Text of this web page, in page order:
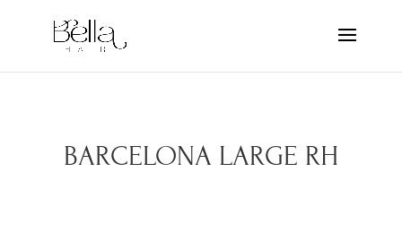
BARCELONA LARGE RH